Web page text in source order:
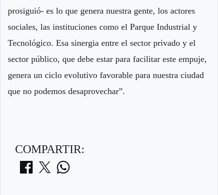
prosiguió- es lo que genera nuestra gente, los actores
sociales, las instituciones como el Parque Industrial y
Tecnológico. Esa sinergia entre el sector privado y el
sector público, que debe estar para facilitar este empuje,
genera un ciclo evolutivo favorable para nuestra ciudad
que no podemos desaprovechar”.
COMPARTIR: